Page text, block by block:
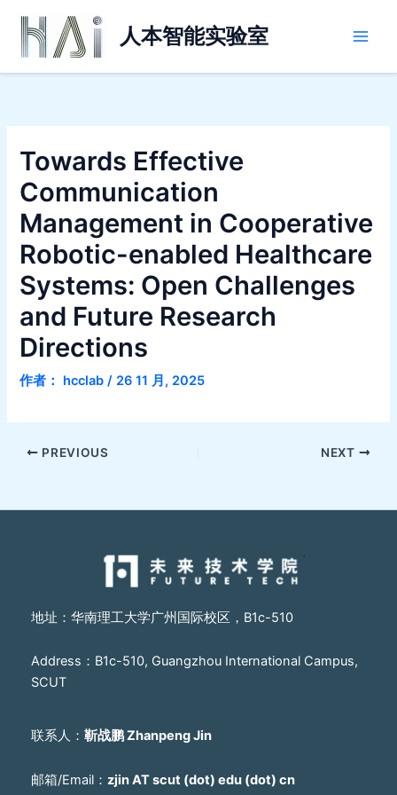
容
人本智能实验室
Towards Effective
Communication
Management in Cooperative
Robotic-enabled Healthcare
Systems: Open Challenges
and Future Research
Directions
作者： hcclab/ 26 11 月, 2025
PREVIOUS NEXT
地址：华南理工大学广州国际校区，B1c-510
Address：B1c-510, Guangzhou International Campus,
SCUT
联系人： 靳战鹏 Zhanpeng Jin
邮箱/Email： zjin AT scut (dot) edu (dot) cn